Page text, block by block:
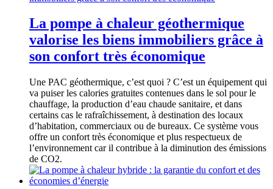
La pompe à chaleur géothermique
valorise les biens immobiliers grâce à
son confort très économique
Une PAC géothermique, c’est quoi ? C’est un équipement qui
va puiser les calories gratuites contenues dans le sol pour le
chauffage, la production d’eau chaude sanitaire, et dans
certains cas le rafraîchissement, à destination des locaux
d’habitation, commerciaux ou de bureaux. Ce système vous
offre un confort très économique et plus respectueux de
l’environnement car il contribue à la diminution des émissions
de CO2.